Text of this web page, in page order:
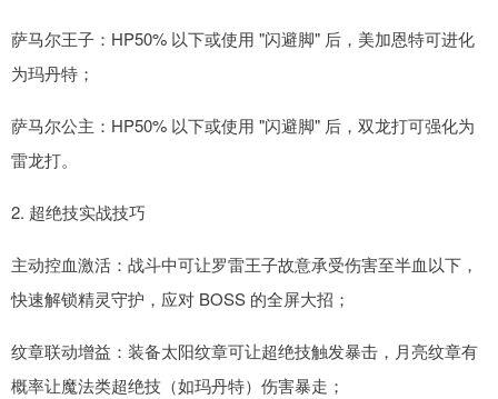
萨马尔王子：HP50% 以下或使用 "闪避脚" 后，美加恩特可进化
为玛丹特；
萨马尔公主：HP50% 以下或使用 "闪避脚" 后，双龙打可强化为
雷龙打。
2. 超绝技实战技巧
主动控血激活：战斗中可让罗雷王子故意承受伤害至半血以下，
快速解锁精灵守护，应对 BOSS 的全屏大招；
纹章联动增益：装备太阳纹章可让超绝技触发暴击，月亮纹章有
概率让魔法类超绝技（如玛丹特）伤害暴走；